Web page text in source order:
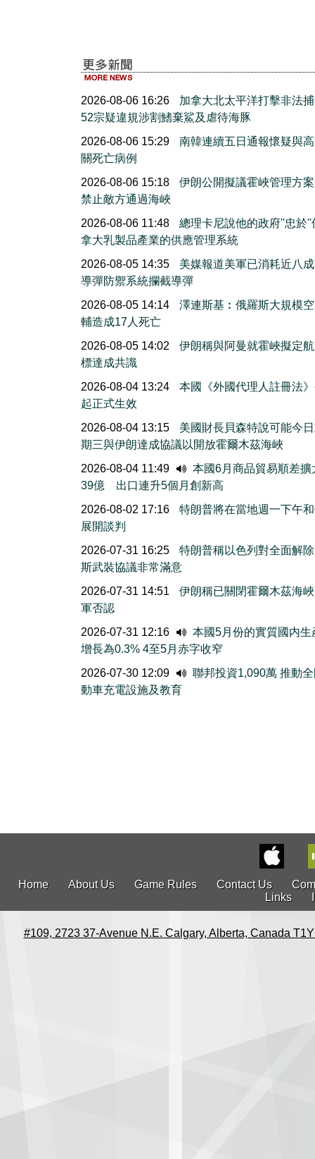
2026-08-06 16:26
加拿大北太平洋打擊非法
52宗疑違規涉割鰭棄鯊及虐待海豚
2026-08-06 15:29
南韓連續五日通報懷疑與
關死亡病例
2026-08-06 15:18
伊朗公開擬議霍峽管理方
禁止敵方通過海峽
2026-08-06 11:48
總理卡尼說他的政府''忠於''
拿大乳製品產業的供應管理系統
2026-08-05 14:35
美媒報道美軍已消耗近八
導彈防禦系統攔截導彈
2026-08-05 14:14
澤連斯基︰俄羅斯大規模
輔造成17人死亡
2026-08-05 14:02
伊朗稱與阿曼就霍峽擬定
標達成共識
2026-08-04 13:24
本國《外國代理人註冊法
起正式生效
2026-08-04 13:15
美國財長貝森特說可能今
期三與伊朗達成協議以開放霍爾木茲海峽
2026-08-04 11:49
本國6月商品貿易順差擴
39億 出口連升5個月創新高
2026-08-02 17:16
特朗普將在當地週一下午
展開談判
2026-07-31 16:25
特朗普稱以色列對全面解
斯武裝協議非常滿意
2026-07-31 14:51
伊朗稱已關閉霍爾木茲海
軍否認
2026-07-31 12:16
本國5月份的實質國内生
增長為0.3% 4至5月赤字收窄
2026-07-30 12:09
聯邦投資1,090萬 推動
動車充電設施及教育
Home About Us Game Rules Contact Us
Links
#109, 2723 37-Avenue N.E. Calgary, Alberta, Canada